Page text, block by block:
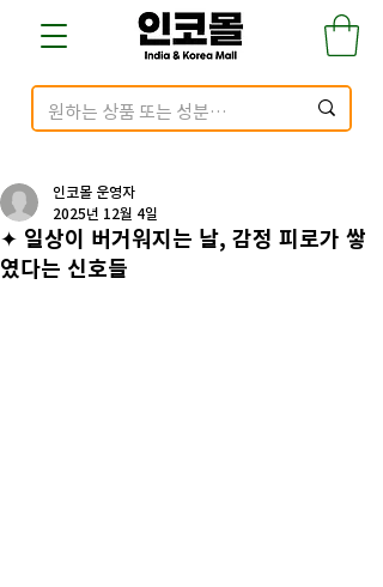
✦ 일상이 버거워지는 날, 감정 피로가 쌓
였다는 신호들
인코몰 운영자
2025년 12월 4일